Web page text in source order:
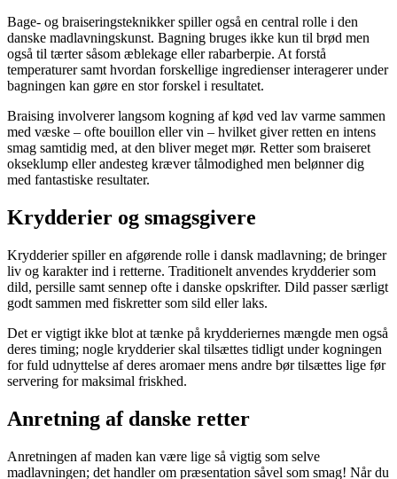
Bage- og braiseringsteknikker spiller også en central rolle i den
danske madlavningskunst. Bagning bruges ikke kun til brød men
også til tærter såsom æblekage eller rabarberpie. At forstå
temperaturer samt hvordan forskellige ingredienser interagerer under
bagningen kan gøre en stor forskel i resultatet.
Braising involverer langsom kogning af kød ved lav varme sammen
med væske – ofte bouillon eller vin – hvilket giver retten en intens
smag samtidig med, at den bliver meget mør. Retter som braiseret
okseklump eller andesteg kræver tålmodighed men belønner dig
med fantastiske resultater.
Krydderier og smagsgivere
Krydderier spiller en afgørende rolle i dansk madlavning; de bringer
liv og karakter ind i retterne. Traditionelt anvendes krydderier som
dild, persille samt sennep ofte i danske opskrifter. Dild passer særligt
godt sammen med fiskretter som sild eller laks.
Det er vigtigt ikke blot at tænke på krydderiernes mængde men også
deres timing; nogle krydderier skal tilsættes tidligt under kogningen
for fuld udnyttelse af deres aromaer mens andre bør tilsættes lige før
servering for maksimal friskhed.
Anretning af danske retter
Anretningen af maden kan være lige så vigtig som selve
madlavningen; det handler om præsentation såvel som smag! Når du